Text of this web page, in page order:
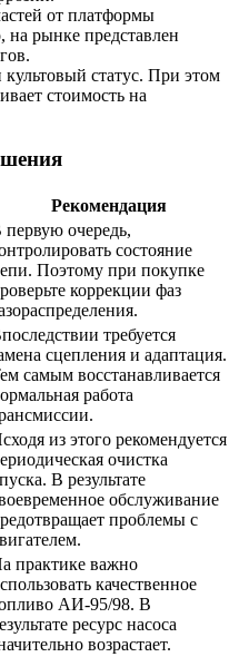
от платформы
на рынке представлен
статус. При этом
стоимость на
Рекомендация
первую очередь,
состояние
Поэтому при покупке
коррекции фаз
требуется
сцепления и адаптация.
самым восстанавливается
работа
из этого рекомендуется
очистка
В результате
обслуживание
проблемы с
практике важно
качественное
АИ-95/98. В
ресурс насоса
возрастает.